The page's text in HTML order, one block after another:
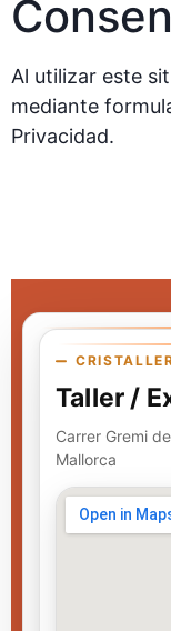
Al utilizar este
mediante
Privacidad.
Taller /
Carrer Gremi
Mallorca